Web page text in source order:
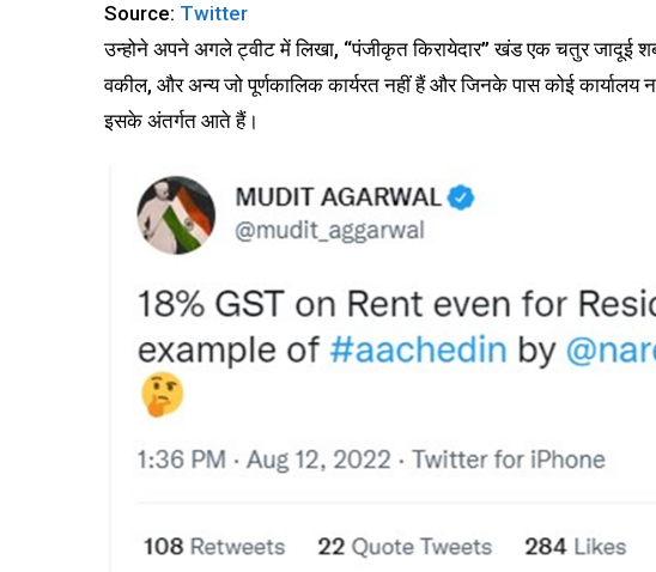
Source: Twitter
उन्होने अपने अगले ट्वीट में लिखा, “पंजीकृत किरायेदार” खंड एक चतुर जादूई
वकील, और अन्य जो पूर्णकालिक कार्यरत नहीं हैं और जिनके पास कोई
इसके अंतर्गत आते हैं।